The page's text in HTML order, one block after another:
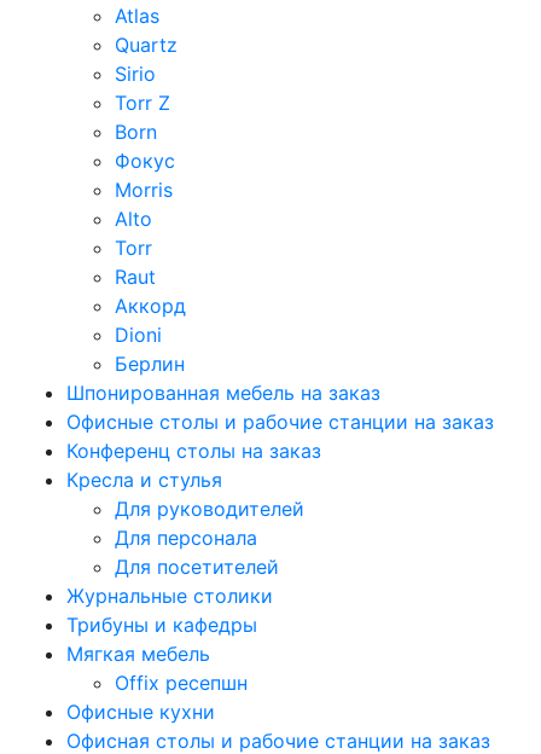
Atlas
Quartz
Sirio
Torr Z
Born
Фокус
Morris
Alto
Torr
Raut
Аккорд
Dioni
Берлин
Шпонированная мебель на заказ
Офисные столы и рабочие станции на заказ
Конференц столы на заказ
Кресла и стулья
Для руководителей
Для персонала
Для посетителей
Журнальные столики
Трибуны и кафедры
Мягкая мебель
Offix ресепшн
Офисные кухни
Офисная столы и рабочие станции на заказ